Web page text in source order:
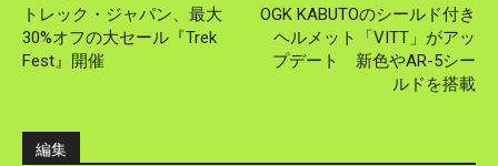
トレック・ジャパン、最大
30%オフの大セール『Trek
Fest』開催
OGK KABUTOのシールド付き
ヘルメット「VITT」がアッ
プデート 新色やAR-5シー
ルドを搭載
編集